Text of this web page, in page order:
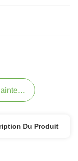
Du Produit